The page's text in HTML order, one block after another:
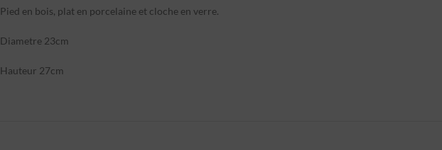
Pied en bois, plat en porcelaine et cloche en verre.
Diametre 23cm
Hauteur 27cm